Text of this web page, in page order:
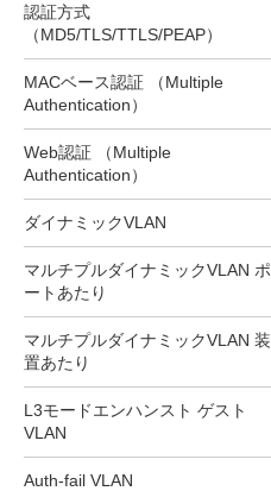
認証方式
（MD5/TLS/TTLS/PEAP）
MACベース認証 （Multiple
Authentication）
Web認証 （Multiple
Authentication）
ダイナミックVLAN
マルチプルダイナミックVLAN ポ
ートあたり
マルチプルダイナミックVLAN 装
置あたり
L3モードエンハンスト ゲスト
VLAN
Auth-fail VLAN